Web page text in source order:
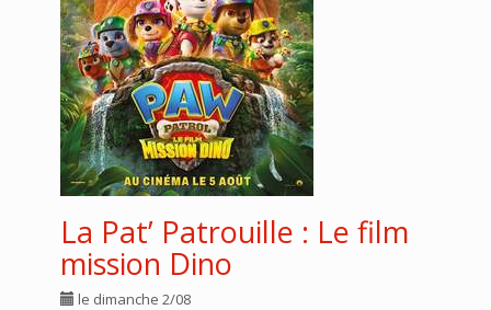
La Pat’ Patrouille : Le film
mission Dino
le dimanche 2/08